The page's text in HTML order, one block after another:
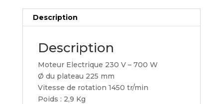
Description
Description
Moteur Electrique 230 V – 700 W
Ø du plateau 225 mm
Vitesse de rotation 1450 tr/min
Poids : 2,9 Kg